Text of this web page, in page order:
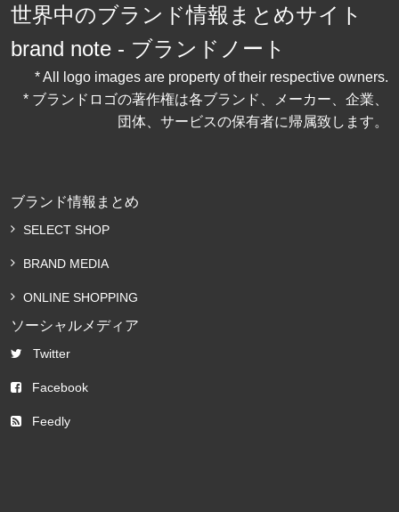
世界中のブランド情報まとめサイト
brand note - ブランドノート
* All logo images are property of their respective owners.
* ブランドロゴの著作権は各ブランド、メーカー、企業、
団体、サービスの保有者に帰属致します。
ブランド情報まとめ
SELECT SHOP
BRAND MEDIA
ONLINE SHOPPING
ソーシャルメディア
Twitter
Facebook
Feedly